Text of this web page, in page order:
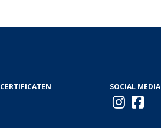
CERTIFICATEN SOCIAL MEDIA